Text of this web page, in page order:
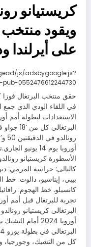
كريستيانو
على أيرلندا
js/adsbygoogle.js?
0552476612244730
حقق منتخب البرتغال فوزا
في اللقاء الودي الذي جمع
أوروبا يوم 14
الأسطورة كريستيانو
كالتالى: حراسة المرمي:
بيبي، إيناسيو، دالوت. خط
كانسيلو. خط الهجوم:
تجربة للبرتغال قبل أمم
البرتغالى كريستيانو
كل من التشيك، وجورجيا،